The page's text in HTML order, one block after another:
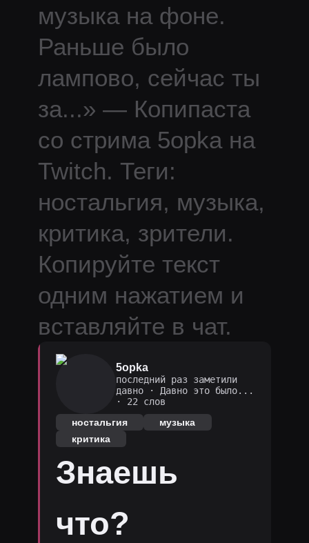
музыка на фоне.
Раньше было
лампово, сейчас ты
за...» — Копипаста
со стрима 5opkaна
Twitch. Теги:
ностальгия, музыка,
критика, зрители.
Копируйте текст
одним нажатием и
вставляйте в чат.
5opka
последний раз заметили
давно·
Давно это было...
· 22 слов
ностальгия
музыка
критика
Знаешь
что?